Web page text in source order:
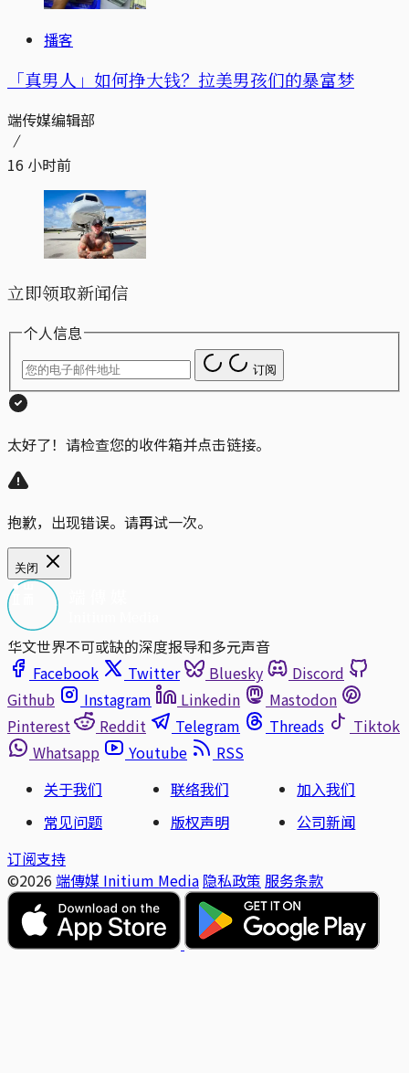
播客
「真男人」如何挣大钱？拉美男孩们的暴富梦
端传媒编辑部
16 小时前
立即领取新闻信
个人信息
订阅
太好了！请检查您的收件箱并点击链接。
抱歉，出现错误。请再试一次。
关闭
华文世界不可或缺的深度报导和多元声音
Facebook
Twitter Bluesky
Discord
Github
Instagram Linkedin
Mastodon
Pinterest
Reddit Telegram Threads
Tiktok
Whatsapp
Youtube
RSS
关于我们
联络我们
加入我们
常见问题
版权声明
公司新闻
订阅支持
©2026 端傳媒 Initium Media 隐私政策 服务条款